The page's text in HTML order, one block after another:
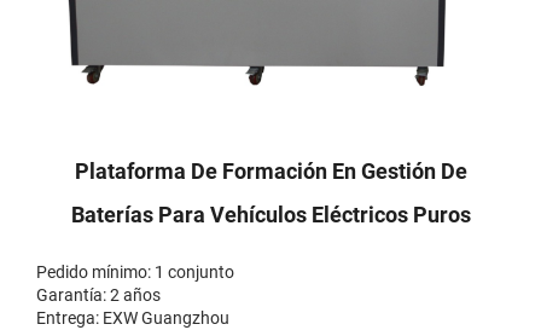
Plataforma De Formación En Gestión De
Baterías Para Vehículos Eléctricos Puros
Pedido mínimo: 1 conjunto
Garantía: 2 años
Entrega: EXW Guangzhou